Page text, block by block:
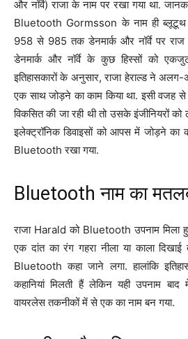
और नॉर्वे) राजा के नाम पर रखा गया था.
Bluetooth Gormsson के नाम ही ब्लूटूथ
958 से 985 तक डेनमार्क और नॉर्वे पर राज
डेनमार्क और नॉर्वे के कुछ हिस्सों को
इतिहासकारों के अनुसार, राजा हेराल्ड ने
एक साथ जोड़ने का काम किया था. इसी वजह
विकसित की जा रही थी तो उसके इंजीनियरों
इलेक्ट्रॉनिक डिवाइसों को आपस में जोड़ने का
Bluetooth रखा गया.
Bluetooth नाम का
राजा Harald को Bluetooth उपनाम मिला
एक दांत का रंग गहरा नीला या काला
Bluetooth कहा जाने लगा. हालांकि
कहानियां मिलती हैं लेकिन यही उपनाम
वायरलेस तकनीकों में से एक का नाम बन गया.